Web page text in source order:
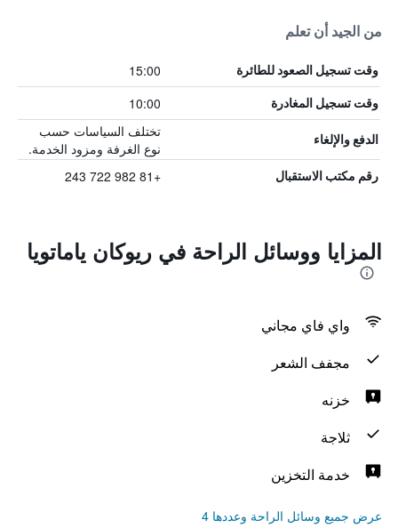
من الجيد أن تعلم
وقت تسجيل الصعود للطائرة 15:00
وقت تسجيل المغادرة 10:00
الدفع والإلغاء
تختلف السياسات حسب
نوع الغرفة ومزود الخدمة.
رقم مكتب الاستقبال +81 982 722 243
المزايا ووسائل الراحة في ريوكان ياماتويا
واي فاي مجاني
مجفف الشعر
خزنه
ثلاجة
خدمة التخزين
عرض جميع وسائل الراحة وعددها 4